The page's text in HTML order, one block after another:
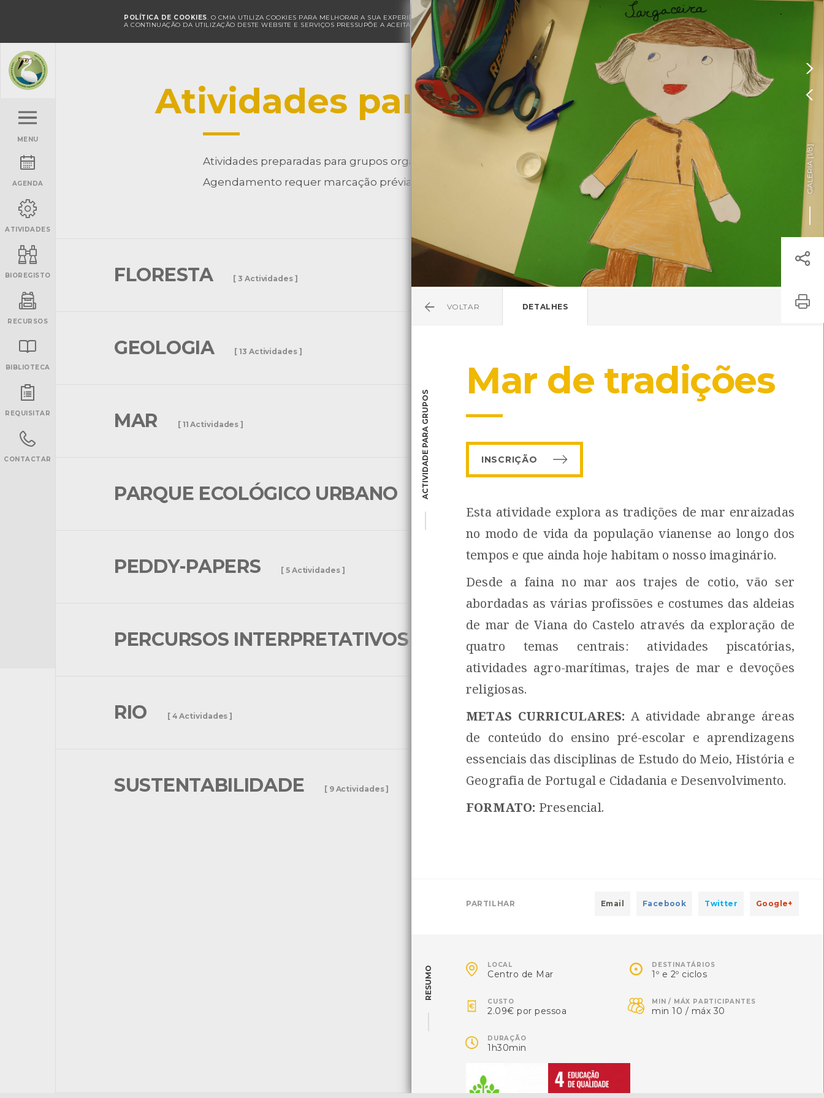
POLÍTICA DE COOKIES. O CMIA UTILIZA COOKIES PARA MELHORAR A SUA EXPERIÊNCIA DE NAVEGAÇÃO E PARA FINS ESTATÍSTICOS.
A CONTINUAÇÃO DA UTILIZAÇÃO DESTE WEBSITE E SERVIÇOS PRESSUPÕE A ACEITAÇÃO DA UTILIZAÇÃO DE COOKIES.
POLÍTICA DE COOKIES 
HOJE
26º
Pressione Enter
ENTRAR
MENU
AGENDA
ATIVIDADES
BIOREGISTO
RECURSOS
BIBLIOTECA
REQUISITAR
CONTACTAR
Atividades para Grupos
Atividades preparadas para grupos organizados de várias faixas etárias.
Agendamento requer marcação prévia.
FLORESTA [ 3 Actividades ]
GEOLOGIA [ 13 Actividades ]
MAR [ 11 Actividades ]
PARQUE ECOLÓGICO URBANO [ 9 Actividades ]
PEDDY-PAPERS [ 5 Actividades ]
PERCURSOS INTERPRETATIVOS [ 3 Actividades ]
RIO [ 4 Actividades ]
SUSTENTABILIDADE [ 9 Actividades ]


GALERIA [
1/8
]
VOLTAR DETALHES
ACTIVIDADE PARA GRUPOS
Mar de tradições
INSCRIÇÃO
Esta atividade explora as tradições de mar enraizadas
no modo de vida da população vianense ao longo dos
tempos e que ainda hoje habitam o nosso imaginário.
Desde a faina no mar aos trajes de cotio, vão ser
abordadas as várias profissões e costumes das aldeias
de mar de Viana do Castelo através da exploração de
quatro temas centrais: atividades piscatórias,
atividades agro-marítimas, trajes de mar e devoções
religiosas.
METAS CURRICULARES: A atividade abrange áreas
de conteúdo do ensino pré-escolar e aprendizagens
essenciais das disciplinas de Estudo do Meio, História e
Geografia de Portugal e Cidadania e Desenvolvimento.
FORMATO: Presencial.
PARTILHAR Email Facebook Twitter Google+
RESUMO  LOCAL
Centro de Mar  DESTINATÁRIOS
1º e 2º ciclos
 CUSTO
2.09€ por pessoa  MIN / MÁX PARTICIPANTES
min 10 / máx 30
 DURAÇÃO
1h30min